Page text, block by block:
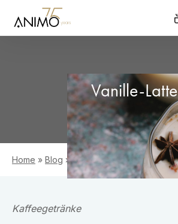
Vanille-Latte
Home » Blog »Vanille-Latte
Kaffeegetränke